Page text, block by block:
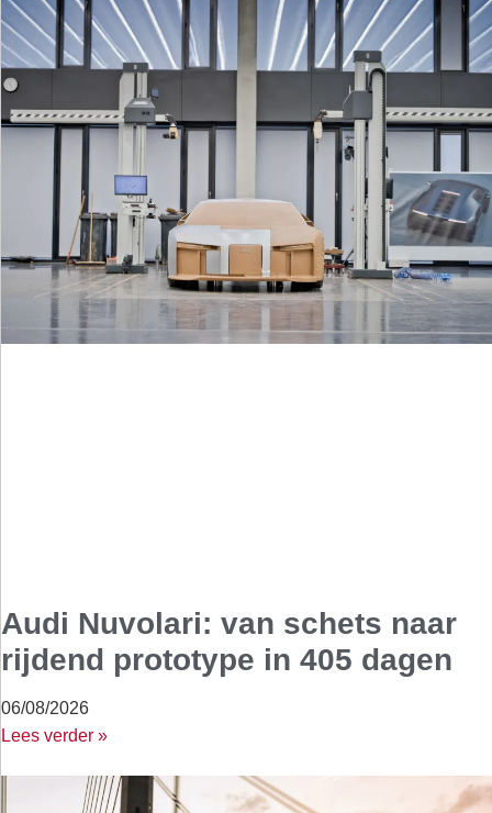
Audi Nuvolari: van schets naar
rijdend prototype in 405 dagen
06/08/2026
Lees verder »